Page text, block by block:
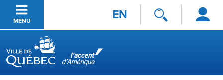
Passer au contenu principal
MENU EN
Se
connecter
Ville de Québec